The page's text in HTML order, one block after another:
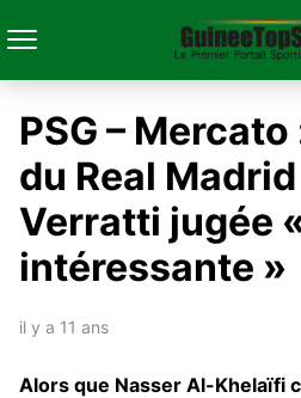
PSG –
du Real
Verratti jugée
intéressante »
il y a 11 ans
Alors que Nasser Al-Khelaïfi